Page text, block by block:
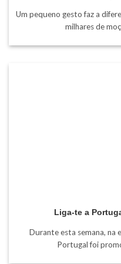
Um pequeno gesto faz a
milhares de
Liga-te a
Durante esta semana, na
Portugal foi